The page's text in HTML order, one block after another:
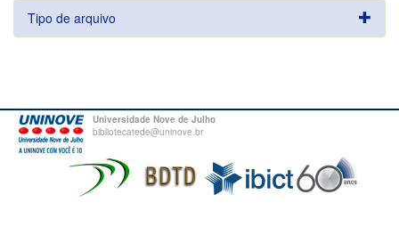
Tipo de arquivo
Universidade Nove de Julho
bibliotecatede@uninove.br